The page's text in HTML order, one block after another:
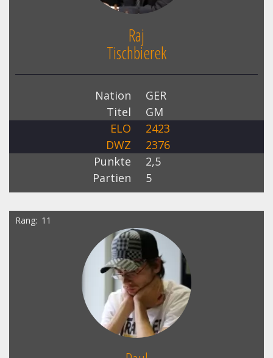
Raj
Tischbierek
Nation
GER
Titel
GM
ELO
2423
DWZ
2376
Punkte
2,5
Partien
5
Rang 11